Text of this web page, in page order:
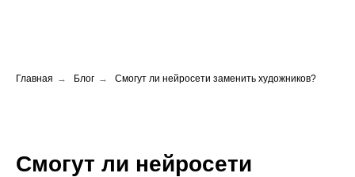
Главная → Блог → Смогут ли нейросети заменить художников?
Смогут ли нейросети